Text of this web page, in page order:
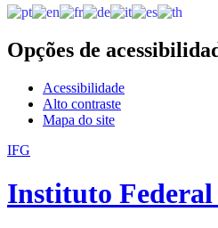
Opções de
Acessibilidade
Alto contraste
Mapa do site
IFG
Instituto Federal